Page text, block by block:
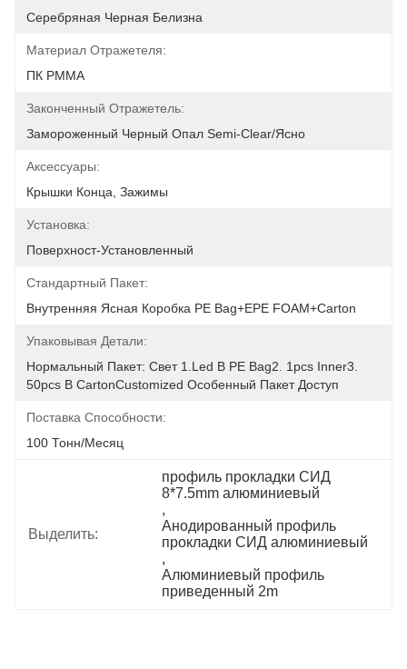
Серебряная Черная Белизна
Материал Отражетеля:
ПК PMMA
Законченный Отражетель:
Замороженный Черный Опал Semi-Clear/ясно
Аксессуары:
Крышки Конца, Зажимы
Установка:
Поверхност-Установленный
Стандартный Пакет:
Внутренняя Ясная Коробка PE Bag+EPE FOAM+Carton
Упаковывая Детали:
Нормальный Пакет: Свет 1.led В PE Bag2. 1pcs Inner3.
50pcs В CartonCustomized Особенный Пакет Доступ
Поставка Способности:
100 Тонн/месяц
Выделить:
профиль прокладки СИД
8*7.5mm алюминиевый
,
Анодированный профиль
прокладки СИД алюминиевый
,
Алюминиевый профиль
приведенный 2m